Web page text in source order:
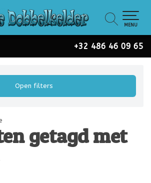
+32 486 46 09 65
MENU
Open filters
getagd met